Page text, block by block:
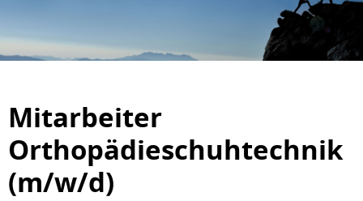
Mitarbeiter
Orthopädieschuhtechnik
(m/w/d)